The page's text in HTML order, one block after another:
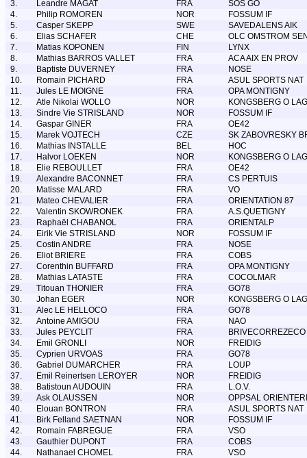
3. Leandre MAGAT FRA
SOS GO
4.
Philip ROMOREN NOR
FOSSUM IF
5.
Casper SKEPP SWE
SAVEDALENS AIK
6.
Elias SCHAFER CHE
OLC OMSTROM
7.
Matias KOPONEN FIN
LYNX
8.
Mathias BARROS VALLET FRA
ACA AIX EN PROV
9.
Baptiste DUVERNEY FRA
NOSE
10.
Romain PICHARD FRA
ASUL SPORTS NAT
11.
Jules LE MOIGNE FRA
OPA MONTIGNY
12.
Atle Nikolai WOLLO NOR
KONGSBERG O LAG
13.
Sindre Vie STRISLAND NOR
FOSSUM IF
14.
Gaspar GINER FRA
OE42
15.
Marek VOJTECH CZE
SK ZABOVRESKY
16.
Mathias INSTALLE BEL
HOC
17.
Halvor LOEKEN NOR
KONGSBERG O LAG
18.
Elie REBOULLET FRA
OE42
19.
Alexandre BACONNET FRA
CS PERTUIS
20.
Matisse MALARD FRA
VO
21.
Mateo CHEVALIER FRA
ORIENTATION 87
22.
Valentin SKOWRONEK FRA
A.S.QUETIGNY
23.
Raphaël CHABANOL FRA
ORIENTALP
24.
Eirik Vie STRISLAND NOR
FOSSUM IF
25.
Costin ANDRE FRA
NOSE
26.
Eliot BRIERE FRA
COBS
27.
Corenthin BUFFARD FRA
OPA MONTIGNY
28.
Mathias LATASTE FRA
COCOLMAR
29.
Titouan THONIER FRA
GO78
30.
Johan EGER NOR
KONGSBERG O LAG
31.
Alec LE HELLOCO FRA
GO78
32.
Antoine AMIGOU FRA
NAO
33.
Jules PEYCLIT FRA
BRIVECORREZECO
34.
Emil GRONLI NOR
FREIDIG
35.
Cyprien URVOAS FRA
GO78
36.
Gabriel DUMARCHER FRA
LOUP
37.
Emil Reinertsen LEROYER NOR
FREIDIG
38.
Batistoun AUDOUIN FRA
L.O.V.
39.
Ask OLAUSSEN NOR
OPPSAL
40.
Elouan BONTRON FRA
ASUL SPORTS NAT
41.
Birk Felland SAETNAN NOR
FOSSUM IF
42.
Romain FABREGUE FRA
VSO
43.
Gauthier DUPONT FRA
COBS
44.
Nathanael CHOMEL FRA
VSO